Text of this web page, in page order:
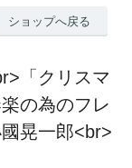
ショップへ戻る
「クリスマ
の為のフレ
晃一郎<br>